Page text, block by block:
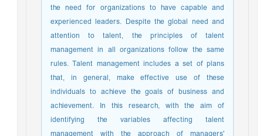
the need for organizations to have capable and
experienced leaders. Despite the global need and
attention to talent, the principles of talent
management in all organizations follow the same
rules. Talent management includes a set of plans
that, in general, make effective use of these
individuals to achieve the goals of business and
achievement. In this research, with the aim of
identifying the variables affecting talent